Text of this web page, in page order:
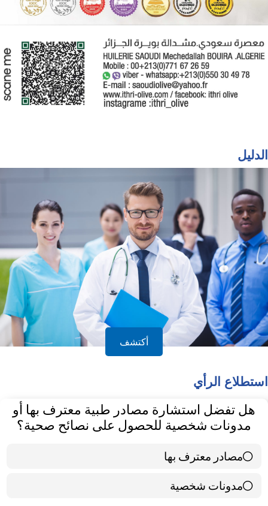
الدليل
أكتشف
استطلاع الرأي
هل تفضل استشارة مصادر طبية معترف بها أو
مدونات شخصية للحصول على نصائح صحية؟
مصادر معترف بها
39 ( 65 % )
مدونات شخصية
21 ( 35 % )